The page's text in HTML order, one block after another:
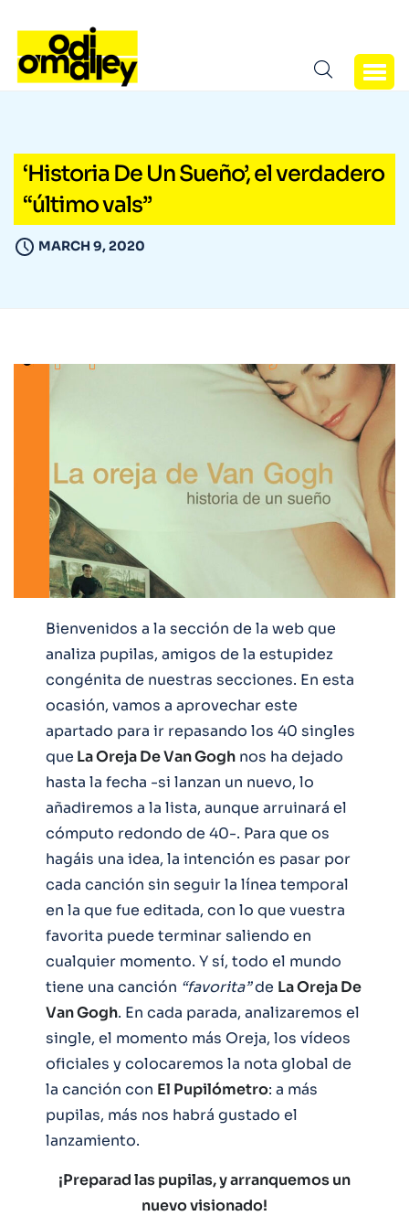
‘Historia De Un Sueño’, el verdadero
“último vals”
MARCH 9, 2020
Bienvenidos a la sección de la web que
analiza pupilas, amigos de la estupidez
congénita de nuestras secciones. En esta
ocasión, vamos a aprovechar este
apartado para ir repasando los 40 singles
que La Oreja De Van Gogh nos ha dejado
hasta la fecha -si lanzan un nuevo, lo
añadiremos a la lista, aunque arruinará el
cómputo redondo de 40-. Para que os
hagáis una idea, la intención es pasar por
cada canción sin seguir la línea temporal
en la que fue editada, con lo que vuestra
favorita puede terminar saliendo en
cualquier momento. Y sí, todo el mundo
tiene una canción “favorita”de La Oreja De
Van Gogh. En cada parada, analizaremos el
single, el momento más Oreja, los vídeos
oficiales y colocaremos la nota global de
la canción con El Pupilómetro: a más
pupilas, más nos habrá gustado el
lanzamiento.
¡Preparad las pupilas, y arranquemos un
nuevo visionado!